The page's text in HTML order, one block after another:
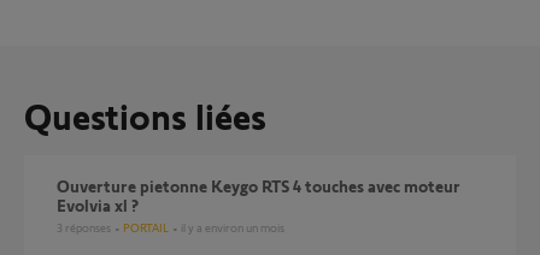
Questions liées
Ouverture pietonne Keygo RTS 4 touches avec moteur
Evolvia xl ?
3 réponses PORTAIL il y a environ un mois